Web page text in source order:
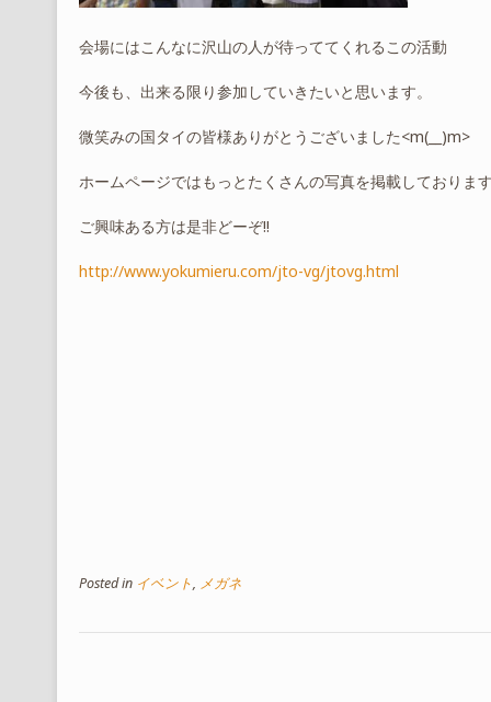
会場にはこんなに沢山の人が待っててくれるこの活動
今後も、出来る限り参加していきたいと思います。
微笑みの国タイの皆様ありがとうございました<m(__)m>
ホームページではもっとたくさんの写真を掲載しております
ご興味ある方は是非どーぞ!!
http://www.yokumieru.com/jto-vg/jtovg.html
Posted in イベント, メガネ